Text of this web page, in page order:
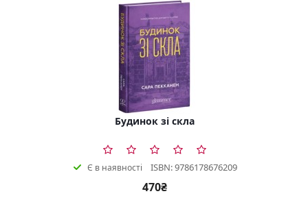
Будинок зі скла
Є в наявності ISBN: 9786178676209
470₴